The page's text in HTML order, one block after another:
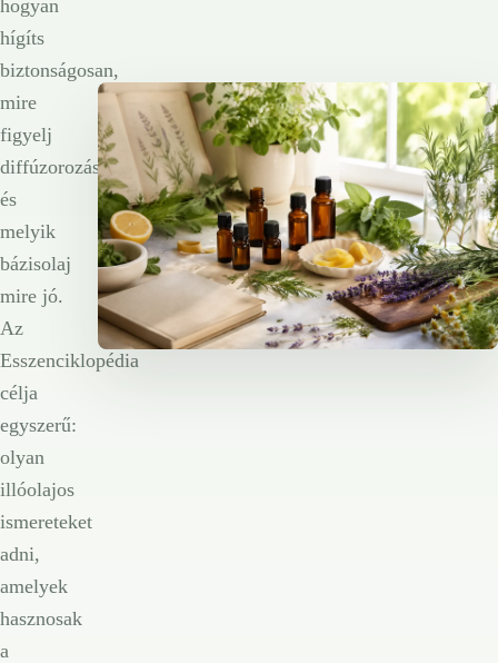
hogyan
hígíts
biztonságosan,
mire
figyelj
diffúzorozásnál,
és
melyik
bázisolaj
mire jó.
Az
Esszenciklopédia
célja
egyszerű:
olyan
illóolajos
ismereteket
adni,
amelyek
hasznosak
a